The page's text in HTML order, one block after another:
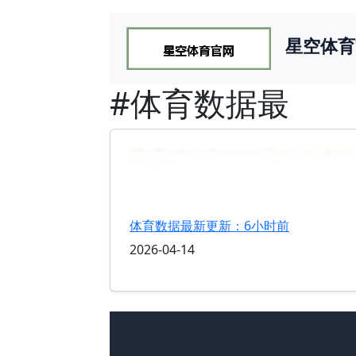
星空体
#体育数据最
体育数据最新更新：6小时前
2026-04-14